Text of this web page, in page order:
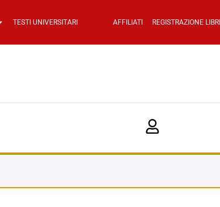
TESTI UNIVERSITARI AFFILIATI REGISTRAZIONE